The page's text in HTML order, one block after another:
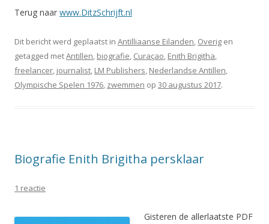
Terug naar www.DitzSchrijft.nl
Dit bericht werd geplaatst in Antilliaanse Eilanden, Overig en
getagged metAntillen, biografie, Curaçao, Enith Brigitha,
freelancer, journalist, LM Publishers, Nederlandse Antillen,
Olympische Spelen 1976, zwemmen op 30 augustus 2017.
Biografie Enith Brigitha persklaar
1 reactie
Gisteren de allerlaatste PDF